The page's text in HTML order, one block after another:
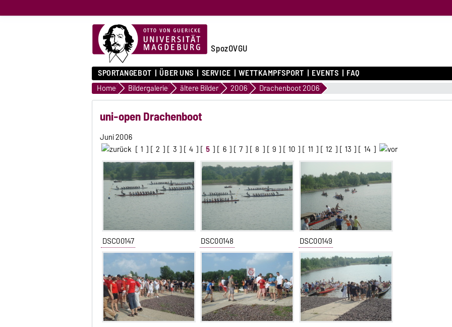
SpozOVGU
SPORTANGEBOT ÜBER UNS SERVICE WETTKAMPFSPORT EVENTS FAQ
Home Bildergalerie ältere Bilder 2006 Drachenboot 2006
uni-open Drachenboot
Juni 2006
[ 1 ] [ 2 ] [ 3 ] [ 4 ] [ 5 ] [ 6 ] [ 7 ] [ 8 ] [ 9 ] [ 10 ] [ 11 ] [ 12 ] [ 13 ] [ 14 ]
DSC00147 DSC00148 DSC00149